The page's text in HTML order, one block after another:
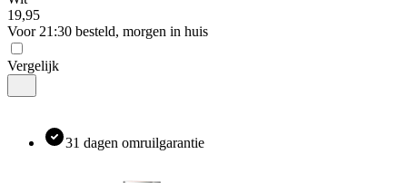
19,95
Voor 21:30 besteld, morgen in huis
Vergelijk
31 dagen omruilgarantie